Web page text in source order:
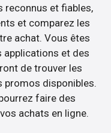
reconnus et fiables,
et comparez les
achat. Vous êtes
applications et des
de trouver les
promos disponibles.
faire des
achats en ligne.